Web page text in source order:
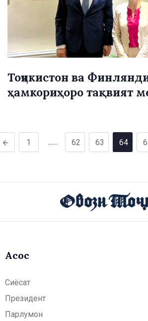
Тоҷикистон ва
ҳамкориҳоро тақвият
1 …… 62 63 64
Асосӣ
Сиёсат
Президент
Парлумон